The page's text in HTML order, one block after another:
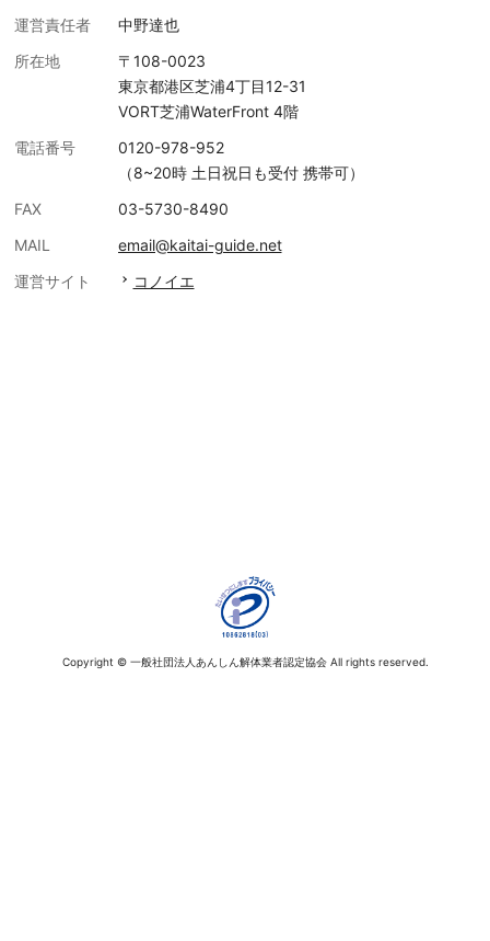
運営責任者
中野達也
所在地
〒108-0023
東京都港区芝浦4丁目12-31
VORT芝浦WaterFront 4階
電話番号
0120-978-952
（8~20時 土日祝日も受付 携帯可）
FAX
03-5730-8490
MAIL
email@kaitai-guide.net
運営サイト
コノイエ
Copyright © 一般社団法人あんしん解体業者認定協会 All rights reserved.